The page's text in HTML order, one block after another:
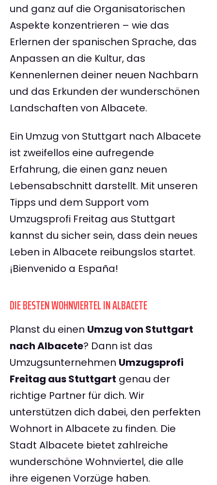
und ganz auf die Organisatorischen
Aspekte konzentrieren – wie das
Erlernen der spanischen Sprache, das
Anpassen an die Kultur, das
Kennenlernen deiner neuen Nachbarn
und das Erkunden der wunderschönen
Landschaften von Albacete.
Ein Umzug von Stuttgart nach Albacete
ist zweifellos eine aufregende
Erfahrung, die einen ganz neuen
Lebensabschnitt darstellt. Mit unseren
Tipps und dem Support vom
Umzugsprofi Freitag aus Stuttgart
kannst du sicher sein, dass dein neues
Leben in Albacete reibungslos startet.
¡Bienvenido a España!
DIE BESTEN WOHNVIERTEL IN ALBACETE
Planst du einen Umzug von Stuttgart
nach Albacete? Dann ist das
Umzugsunternehmen Umzugsprofi
Freitag aus Stuttgart genau der
richtige Partner für dich. Wir
unterstützen dich dabei, den perfekten
Wohnort in Albacete zu finden. Die
Stadt Albacete bietet zahlreiche
wunderschöne Wohnviertel, die alle
ihre eigenen Vorzüge haben.